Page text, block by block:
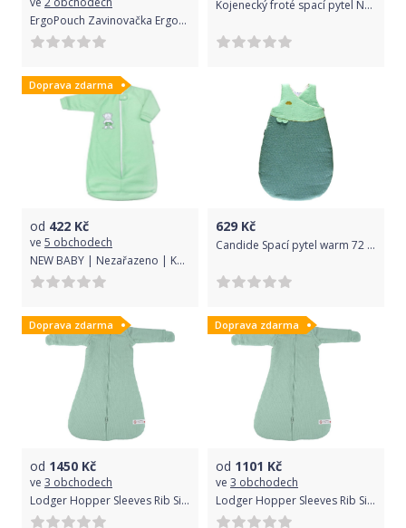
ErgoPouch Zavinovačka ErgoCocoon 1,0tog 6-12m Sage 2020
Kojenecký froté spací pytel New Baby medvídek mátový, Zelená, 74 (6-9m)
Doprava zdarma
od 422 Kč
ve 5 obchodech
NEW BABY | Nezařazeno | Kojenecký froté spací pytel New Baby medvídek mátový | Zelená | 92 (18-24m)
629 Kč
Candide Spací pytel warm 72 cm zelená
Doprava zdarma
od 1450 Kč
ve 3 obchodech
Lodger Hopper Sleeves Rib Silt Green 68/80
Doprava zdarma
od 1101 Kč
ve 3 obchodech
Lodger Hopper Sleeves Rib Silt Green 86/98